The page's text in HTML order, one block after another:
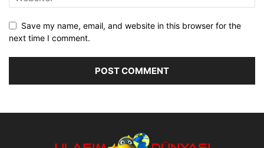
Save my name, email, and website in this browser for the
next time I comment.